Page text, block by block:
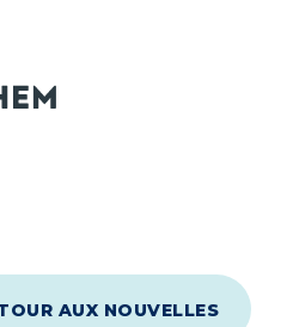
AUX NOUVELLES